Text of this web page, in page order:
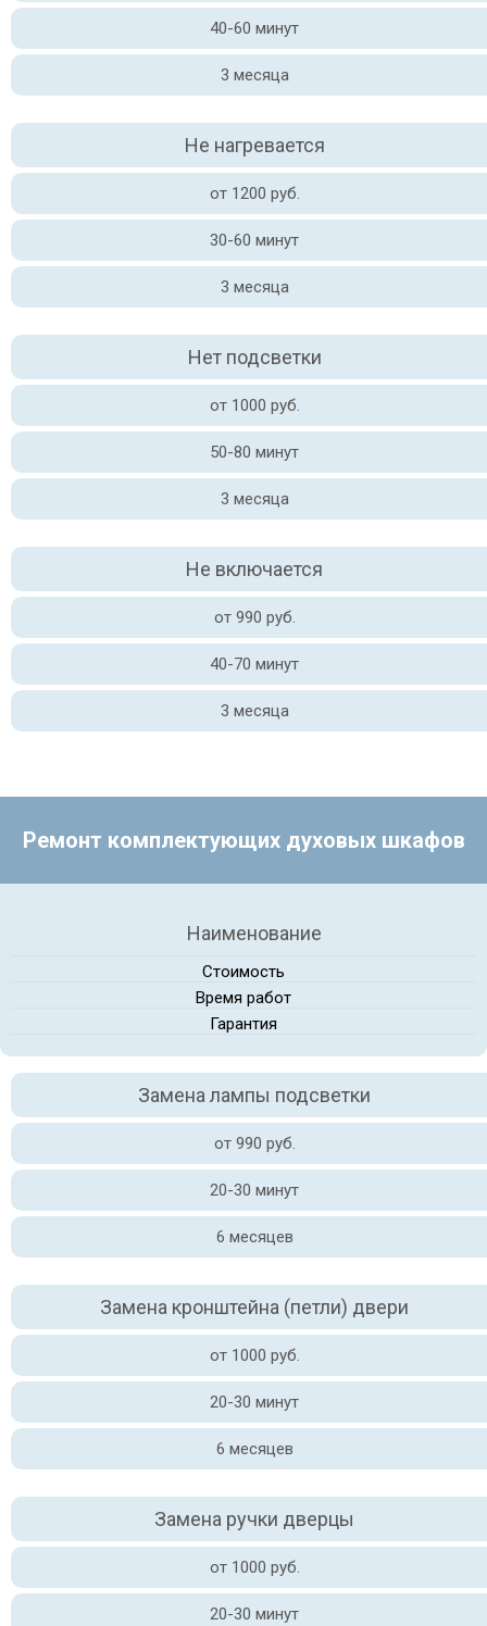
40-60 минут
3 месяца
Не нагревается
от 1200 руб.
30-60 минут
3 месяца
Нет подсветки
от 1000 руб.
50-80 минут
3 месяца
Не включается
от 990 руб.
40-70 минут
3 месяца
Ремонт комплектующих духовых шкафов
Наименование
Стоимость
Время работ
Гарантия
Замена лампы подсветки
от 990 руб.
20-30 минут
6 месяцев
Замена кронштейна (петли) двери
от 1000 руб.
20-30 минут
6 месяцев
Замена ручки дверцы
от 1000 руб.
20-30 минут